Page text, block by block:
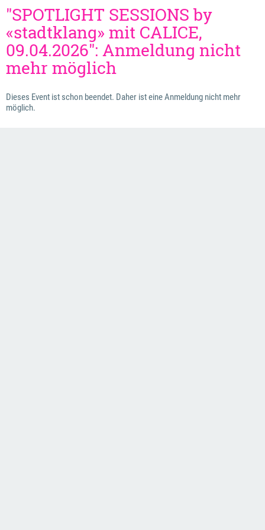
"SPOTLIGHT SESSIONS by
«stadtklang» mit CALICE,
09.04.2026": Anmeldung nicht
mehr möglich
Dieses Event ist schon beendet. Daher ist eine Anmeldung nicht mehr
möglich.